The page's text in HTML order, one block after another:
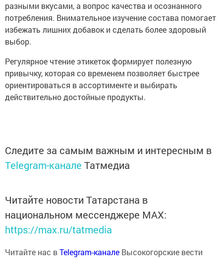
разными вкусами, а вопрос качества и осознанного
потребления. Внимательное изучение состава помогает
избежать лишних добавок и сделать более здоровый
выбор.
Регулярное чтение этикеток формирует полезную
привычку, которая со временем позволяет быстрее
ориентироваться в ассортименте и выбирать
действительно достойные продукты.
Следите за самым важным и интересным в
Telegram-канале Татмедиа
Читайте новости Татарстана в
национальном мессенджере MАХ:
https://max.ru/tatmedia
Читайте нас вTelegram-канале Высокогорские вести